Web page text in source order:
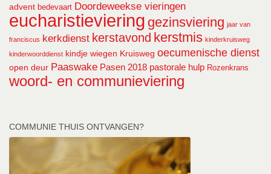
advent bedevaart Doordeweekse vieringen
eucharistieviering gezinsviering jaar van
franciscus kerkdienst kerstavond kerstmis kinderkruisweg
kinderwoorddienst kindje wiegen Kruisweg oecumenische dienst
open deur Paaswake Pasen 2018 pastorale hulp Rozenkrans
woord- en communieviering
COMMUNIE THUIS ONTVANGEN?